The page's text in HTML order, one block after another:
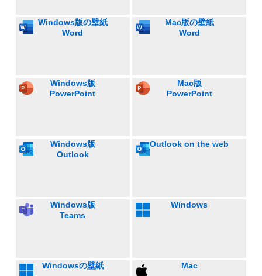
Windows版の壁紙
Word
Mac版の壁紙
Word
Windows版
PowerPoint
Mac版
PowerPoint
Windows版
Outlook
Outlook on the web
Windows版
Teams
Windows
Windowsの壁紙 Mac